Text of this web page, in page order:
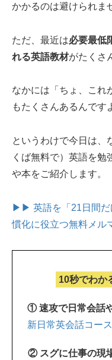
かかるのは避けられま
ただ、最近は必要最低
れる英語教材がたくさ
なかには「ちょ、これ
もたくさんあるんです
というわけで今日は、
くば無料で）英語を勉
や本をご紹介します。
▶▶ 英語を「21日間だ
慣化に役立つ無料メル
10秒でわか
① 速攻で日常会話
新日常英会話コース
② スグに仕事の現